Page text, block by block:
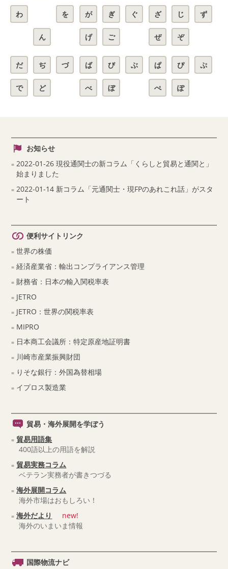
わ を
ん
が ぎ ぐ
げ ご
ざ じ ず
ぜ ぞ
だ ぢ づ
で ど
ば び ぶ
べ ぼ
ぱ ぴ ぷ
ぺ ぽ
お知らせ
2022-01-26 現役通関士の新コラム「くらしと貿易と通関と」
始まりました
2022-01-14 新コラム「元通関士・現FPのあれこれ話」がスタ
ート
便利サイトリンク
世界の株価
経済産業省：輸出コンプライアンス管理
財務省：日本の輸入関税率表
JETRO
JETRO：世界の関税率表
MIPRO
日本商工会議所：特定原産地証明書
川崎市産業振興財団
りそな銀行：外国為替相場
イプロス製造業
貿易・海外展開を学ぼう
貿易用語集
400語以上の用語を解説
貿易実務コラム
ベテラン実務者が書きつづる
海外展開コラム
海外市場はおもしろい！
海外だより
new!
海外のいまいま情報
国際物流ナビ